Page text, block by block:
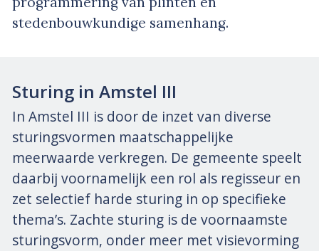
stedenbouwkundige samenhang.
Sturing in Amstel III
In Amstel III is door de inzet van diverse
sturingsvormen maatschappelijke
meerwaarde verkregen. De gemeente speelt
daarbij voornamelijk een rol als regisseur en
zet selectief harde sturing in op specifieke
thema’s. Zachte sturing is de voornaamste
sturingsvorm, onder meer met visievorming